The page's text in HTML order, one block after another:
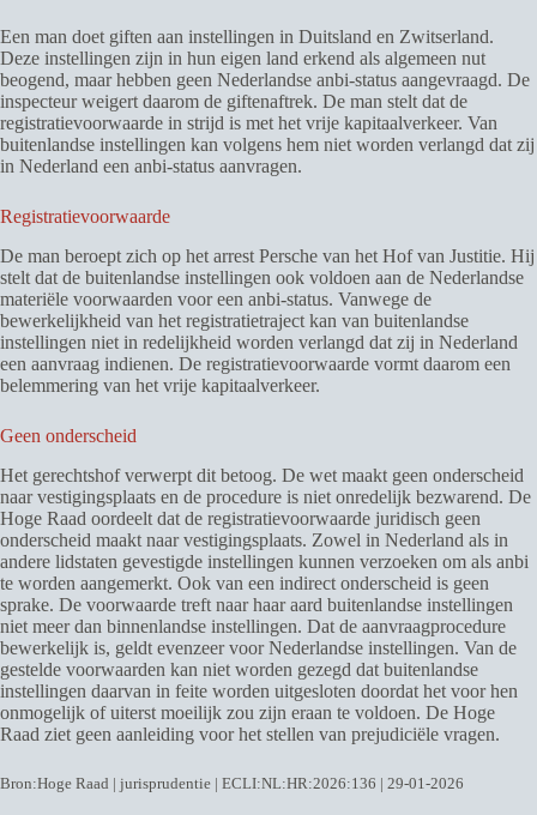
Een man doet giften aan instellingen in Duitsland en Zwitserland.
Deze instellingen zijn in hun eigen land erkend als algemeen nut
beogend, maar hebben geen Nederlandse anbi-status aangevraagd. De
inspecteur weigert daarom de giftenaftrek. De man stelt dat de
registratievoorwaarde in strijd is met het vrije kapitaalverkeer. Van
buitenlandse instellingen kan volgens hem niet worden verlangd dat zij
in Nederland een anbi-status aanvragen.
Registratievoorwaarde
De man beroept zich op het arrest Persche van het Hof van Justitie. Hij
stelt dat de buitenlandse instellingen ook voldoen aan de Nederlandse
materiële voorwaarden voor een anbi-status. Vanwege de
bewerkelijkheid van het registratietraject kan van buitenlandse
instellingen niet in redelijkheid worden verlangd dat zij in Nederland
een aanvraag indienen. De registratievoorwaarde vormt daarom een
belemmering van het vrije kapitaalverkeer.
Geen onderscheid
Het gerechtshof verwerpt dit betoog. De wet maakt geen onderscheid
naar vestigingsplaats en de procedure is niet onredelijk bezwarend. De
Hoge Raad oordeelt dat de registratievoorwaarde juridisch geen
onderscheid maakt naar vestigingsplaats. Zowel in Nederland als in
andere lidstaten gevestigde instellingen kunnen verzoeken om als anbi
te worden aangemerkt. Ook van een indirect onderscheid is geen
sprake. De voorwaarde treft naar haar aard buitenlandse instellingen
niet meer dan binnenlandse instellingen. Dat de aanvraagprocedure
bewerkelijk is, geldt evenzeer voor Nederlandse instellingen. Van de
gestelde voorwaarden kan niet worden gezegd dat buitenlandse
instellingen daarvan in feite worden uitgesloten doordat het voor hen
onmogelijk of uiterst moeilijk zou zijn eraan te voldoen. De Hoge
Raad ziet geen aanleiding voor het stellen van prejudiciële vragen.
Bron:Hoge Raad | jurisprudentie | ECLI:NL:HR:2026:136 | 29-01-2026